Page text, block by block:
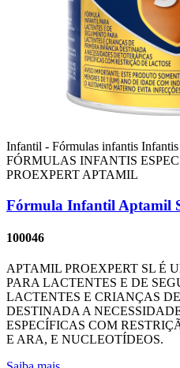
Infantil - Fórmulas infantis Infantis
FÓRMULAS INFANTIS
PROEXPERT APTAMIL
Fórmula Infantil Aptamil
100046
APTAMIL PROEXPERT SL É
PARA LACTENTES E DE
LACTENTES E CRIANÇAS
DESTINADA A
ESPECÍFICAS COM
E ARA, E NUCLEOTÍDEOS.